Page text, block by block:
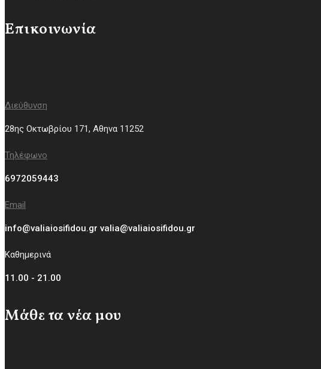
Επικοινωνία
Διεύθυνση
28ης Οκτωβρίου 171, Aθηνα 11252
Τηλέφωνο
6972059443
Email
info@valiaiosifidou.gr valia@valiaiosifidou.gr
Καθημερινά
11.00 - 21.00
Μάθε τα νέα μου